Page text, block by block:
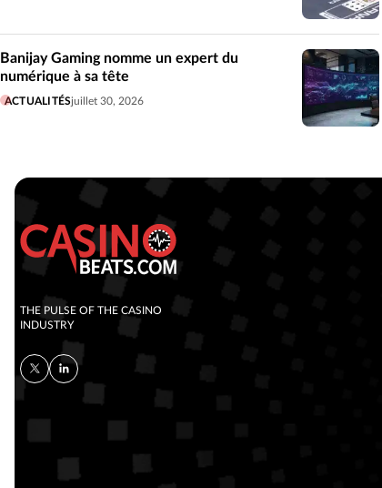
Banijay Gaming nomme un expert du
numérique à sa tête
ACTUALITÉSjuillet 30, 2026
THE PULSE OF THE CASINO
INDUSTRY